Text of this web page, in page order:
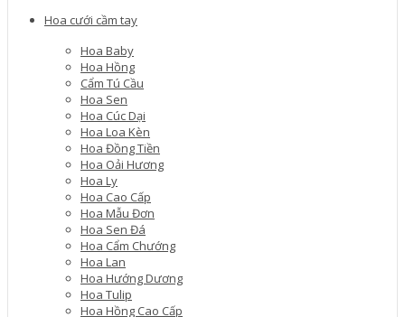
Hoa cưới cầm tay
Hoa Baby
Hoa Hồng
Cẩm Tú Cầu
Hoa Sen
Hoa Cúc Dại
Hoa Loa Kèn
Hoa Đồng Tiền
Hoa Oải Hương
Hoa Ly
Hoa Cao Cấp
Hoa Mẫu Đơn
Hoa Sen Đá
Hoa Cẩm Chướng
Hoa Lan
Hoa Hướng Dương
Hoa Tulip
Hoa Hồng Cao Cấp